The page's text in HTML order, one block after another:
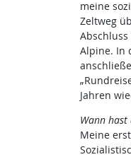
meine
Zeltweg
Alpine. In
Jahren
Wann
Meine